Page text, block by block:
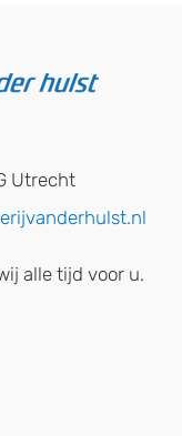
Utrecht
alle tijd voor u.